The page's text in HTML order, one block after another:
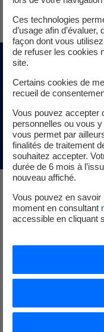
Notre offre
Plus*
Solution énergétique
La climatisation
direct d’énergie au
équipements
développer au sein
bâtiment pour
Ces technologies
d’usage afin
façon dont vous
de refuser les cookies
site.
Certains cookies de
recueil de
Vous pouvez accepter
personnelles ou vous
vous permet par
finalités de traitement
souhaitez accepter.
durée de 6 mois à
nouveau affiché.
Vous pouvez en
moment en consultant
accessible en cliquant